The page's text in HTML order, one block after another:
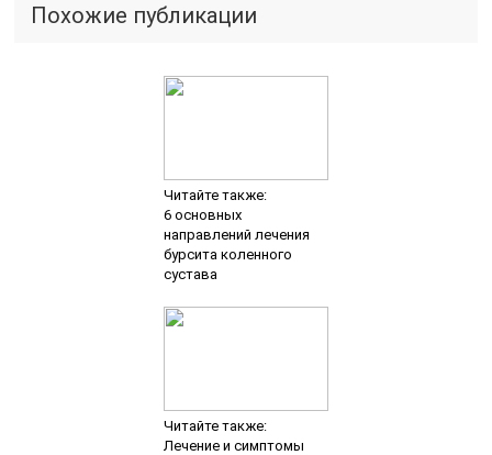
Похожие публикации
Читайте также:
6 основных
направлений лечения
бурсита коленного
сустава
Читайте также:
Лечение и симптомы